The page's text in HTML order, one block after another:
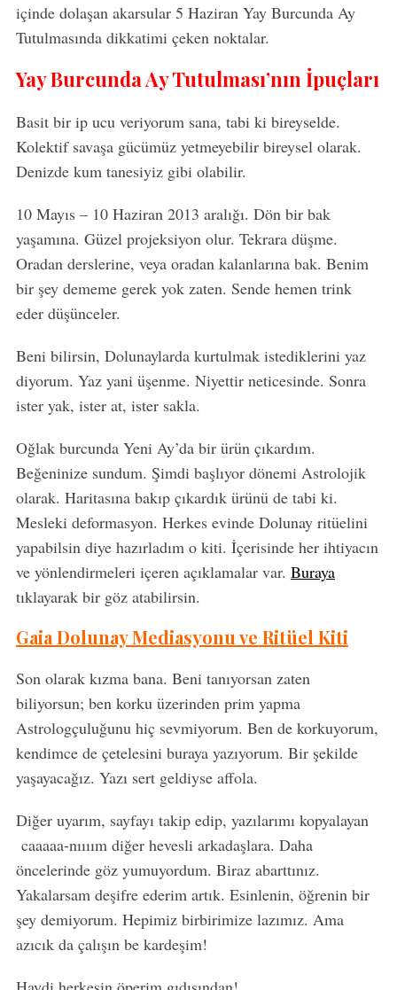
içinde dolaşan akarsular 5 Haziran Yay Burcunda Ay
Tutulmasında dikkatimi çeken noktalar.
Yay Burcunda Ay Tutulması’nın İpuçları
Basit bir ip ucu veriyorum sana, tabi ki bireyselde.
Kolektif savaşa gücümüz yetmeyebilir bireysel olarak.
Denizde kum tanesiyiz gibi olabilir.
10 Mayıs – 10 Haziran 2013 aralığı. Dön bir bak
yaşamına. Güzel projeksiyon olur. Tekrara düşme.
Oradan derslerine, veya oradan kalanlarına bak. Benim
bir şey dememe gerek yok zaten. Sende hemen trink
eder düşünceler.
Beni bilirsin, Dolunaylarda kurtulmak istediklerini yaz
diyorum. Yaz yani üşenme. Niyettir neticesinde. Sonra
ister yak, ister at, ister sakla.
Oğlak burcunda Yeni Ay’da bir ürün çıkardım.
Beğeninize sundum. Şimdi başlıyor dönemi Astrolojik
olarak. Haritasına bakıp çıkardık ürünü de tabi ki.
Mesleki deformasyon. Herkes evinde Dolunay ritüelini
yapabilsin diye hazırladım o kiti. İçerisinde her ihtiyacın
ve yönlendirmeleri içeren açıklamalar var. Buraya
tıklayarak bir göz atabilirsin.
Gaia Dolunay Mediasyonu ve Ritüel Kiti
Son olarak kızma bana. Beni tanıyorsan zaten
biliyorsun; ben korku üzerinden prim yapma
Astrologçuluğunu hiç sevmiyorum. Ben de korkuyorum,
kendimce de çetelesini buraya yazıyorum. Bir şekilde
yaşayacağız. Yazı sert geldiyse affola.
Diğer uyarım, sayfayı takip edip, yazılarımı kopyalayan
caaaaa-nıııım diğer hevesli arkadaşlara. Daha
öncelerinde göz yumuyordum. Biraz abarttınız.
Yakalarsam deşifre ederim artık. Esinlenin, öğrenin bir
şey demiyorum. Hepimiz birbirimize lazımız. Ama
azıcık da çalışın be kardeşim!